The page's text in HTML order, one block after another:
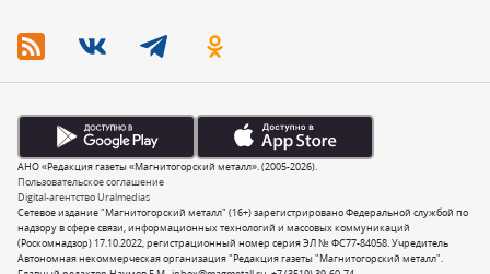
Сетевое издание "Магнитогорский металл" (16+) зарегистрировано Федеральной службой по
надзору в сфере связи, информационных технологий и массовых коммуникаций
(Роскомнадзор) 17.10.2022, регистрационный номер серия ЭЛ № ФС77-84058. Учредитель
Автономная некоммерческая организация "Редакция газеты "Магнитогорский металл".
Пользовательское соглашение
Digital-агентство Uralmedias
АНО «Редакция газеты «Магнитогорский металл». (2005-2026).